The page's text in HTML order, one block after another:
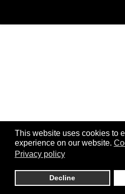
This website uses cookies to
experience on our website.
Privacy policy
Decline